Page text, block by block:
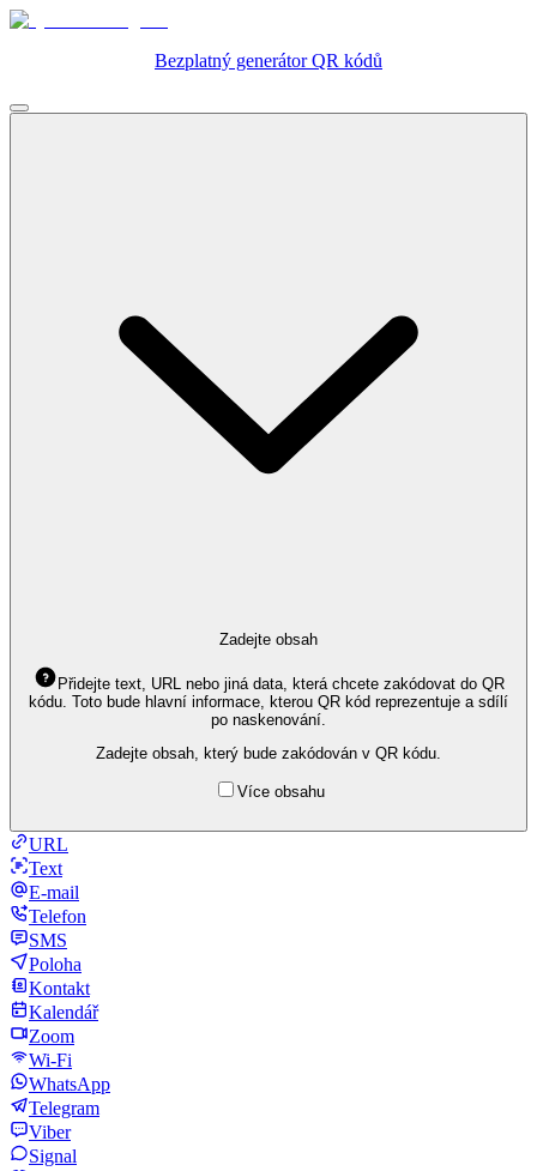
Bezplatný generátor QR kódů
Zadejte obsah
Přidejte text, URL nebo jiná data, která chcete zakódovat do QR
kódu. Toto bude hlavní informace, kterou QR kód reprezentuje a sdílí
po naskenování.
Zadejte obsah, který bude zakódován v QR kódu.
Více obsahu
URL
Text
E-mail
Telefon
SMS
Poloha
Kontakt
Kalendář
Zoom
Wi-Fi
WhatsApp
Telegram
Viber
Signal